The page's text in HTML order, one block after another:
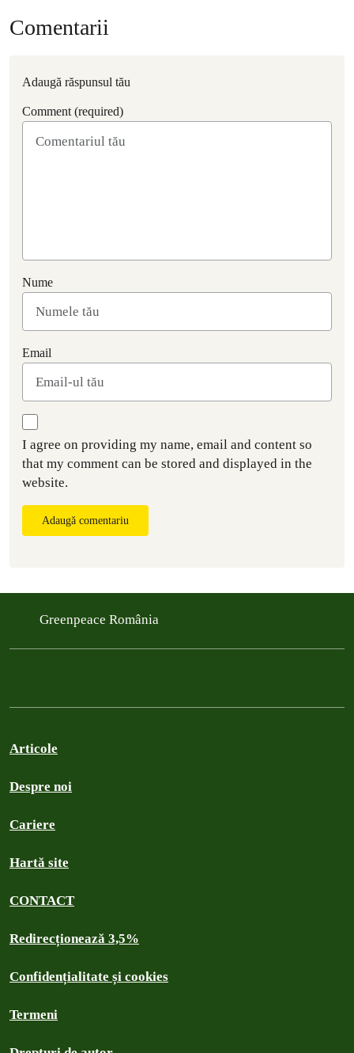
Comentarii
Adaugă răspunsul tău
Comment (required)
Nume
Email
I agree on providing my name, email and content so
that my comment can be stored and displayed in the
website.
Adaugă comentariu
Greenpeace România
Articole
Despre noi
Cariere
Hartă site
CONTACT
Redirecționează 3,5%
Confidențialitate și cookies
Termeni